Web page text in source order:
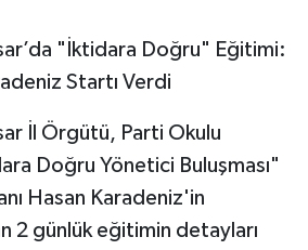
"İktidara Doğru" Eğitimi:
Startı Verdi
İl Örgütü, Parti Okulu
Doğru Yönetici Buluşması"
Hasan Karadeniz'in
2 günlük eğitimin detayları